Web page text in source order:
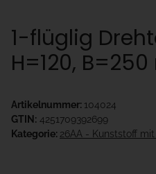
1-flüglig
H=120,
Artikelnummer: 104024
GTIN: 4251709392699
Kategorie: 26AA - Kunststoff